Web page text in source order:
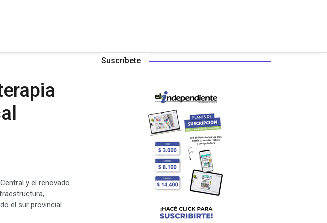
y el renovado
el sur provincial.
Suscríbete